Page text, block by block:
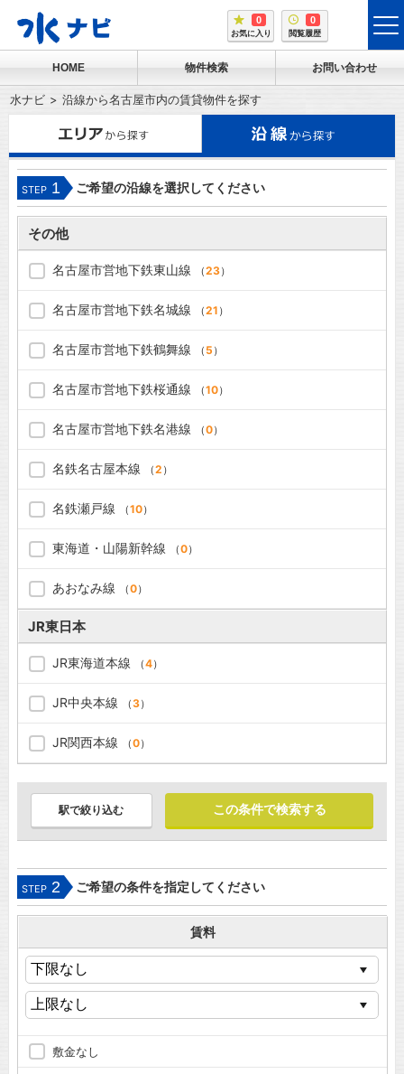
0
お気に入り
0
閲覧履歴
HOME 物件検索 お問い合わせ
水ナビ 沿線から名古屋市内の賃貸物件を探す
STEP 1 ご希望の沿線を選択してください
その他
名古屋市営地下鉄東山線 （23）
名古屋市営地下鉄名城線 （21 ）
名古屋市営地下鉄鶴舞線 （ 5 ）
名古屋市営地下鉄桜通線 （10）
名古屋市営地下鉄名港線 （0）
名鉄名古屋本線 （2 ）
名鉄瀬戸線 （10）
東海道・山陽新幹線 （0）
あおなみ線 （0）
JR東日本
JR東海道本線 （4）
JR中央本線 （3）
JR関西本線 （0）
駅で絞り込む
STEP 2 ご希望の条件を指定してください
賃料
敷金なし